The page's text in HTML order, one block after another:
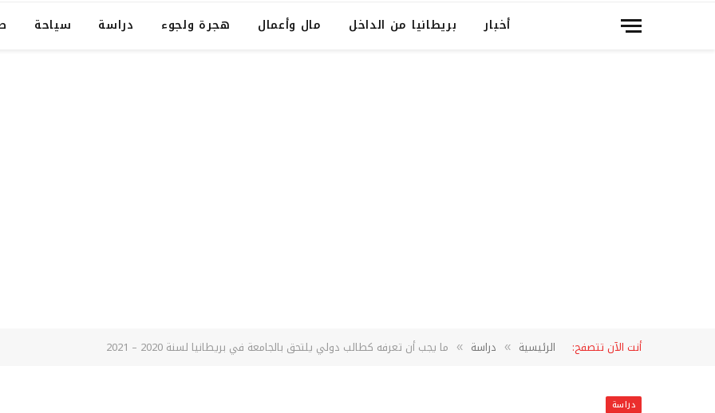
أخبار بريطانيا من الداخل مال وأعمال هجرة ولجوء دراسة سياحة
أنت الآن تتصفح: الرئيسية » دراسة » ما يجب أن تعرفه كطالب دولي يلتحق بالجامعة في بريطانيا لسنة 2020 – 2021
دراسة